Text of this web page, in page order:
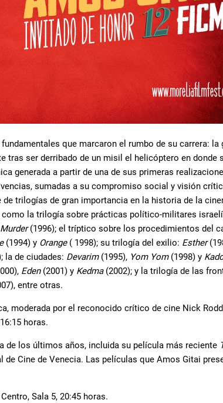
que marcaron el rumbo de su carrera: la
tras ser derribado de un misil el helicóptero en donde
generada a partir de una de sus primeras
sumadas a su compromiso social y visión
trilogías de gran importancia en la historia de la
la trilogía sobre prácticas político-militares
(1996); el tríptico sobre los procedimientos del
(1994) y Orange( 1998); su trilogía del exilio: Esther
la de ciudades: Devarim(1995), Yom Yom(1998) y
Eden(2001) y Kedma(2002); y la trilogía de las
entre otras.
moderada por el reconocido crítico de cine Nick
horas.
de los últimos años, incluida su película más reciente
Cine de Venecia. Las películas que Amos Gitai
Sala 5, 20:45 horas.